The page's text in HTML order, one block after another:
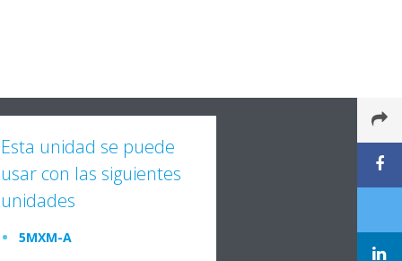
Esta unidad se puede
usar con las siguientes
unidades
5MXM-A